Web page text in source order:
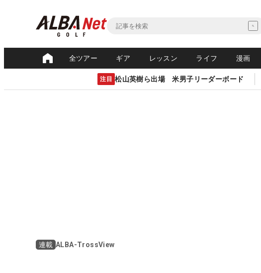
全ツアー ギア レッスン ライフ 漫画
注目 松山英樹ら出場 米男子リーダーボード
連載 ALBA-TrossView